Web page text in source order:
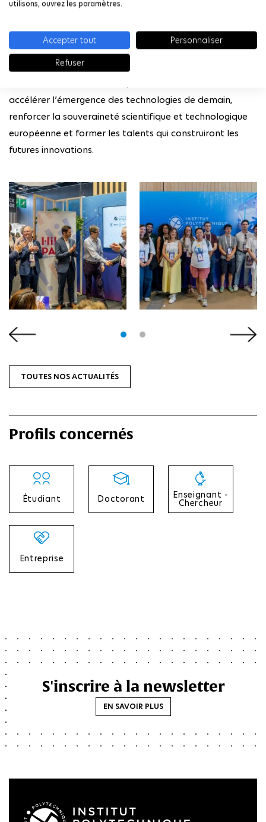
utilisons, ouvrez les paramètres.
Accepter tout
Personnaliser
Refuser
À travers cette participation, l’Institut Polytechnique de
accélérer l’émergence des technologies de demain,
renforcer la souveraineté scientifique et technologique
européenne et former les talents qui construiront les
futures innovations.
TOUTES NOS ACTUALITÉS
Profils concernés
Étudiant Doctorant Enseignant -
Chercheur
Entreprise
S'inscrire à la newsletter
EN SAVOIR PLUS